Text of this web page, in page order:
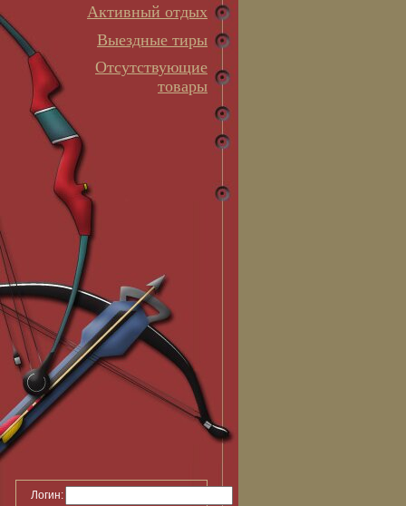
Активный отдых
Выездные тиры
Отсутствующие
товары
Логин: